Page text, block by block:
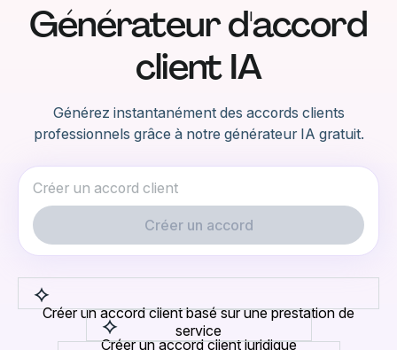
Générateur d'accord
client IA
Générez instantanément des accords clients
professionnels grâce à notre générateur IA gratuit.
Créer un accord
Créer un accord client basé sur une prestation de
service
Créer un accord client juridique